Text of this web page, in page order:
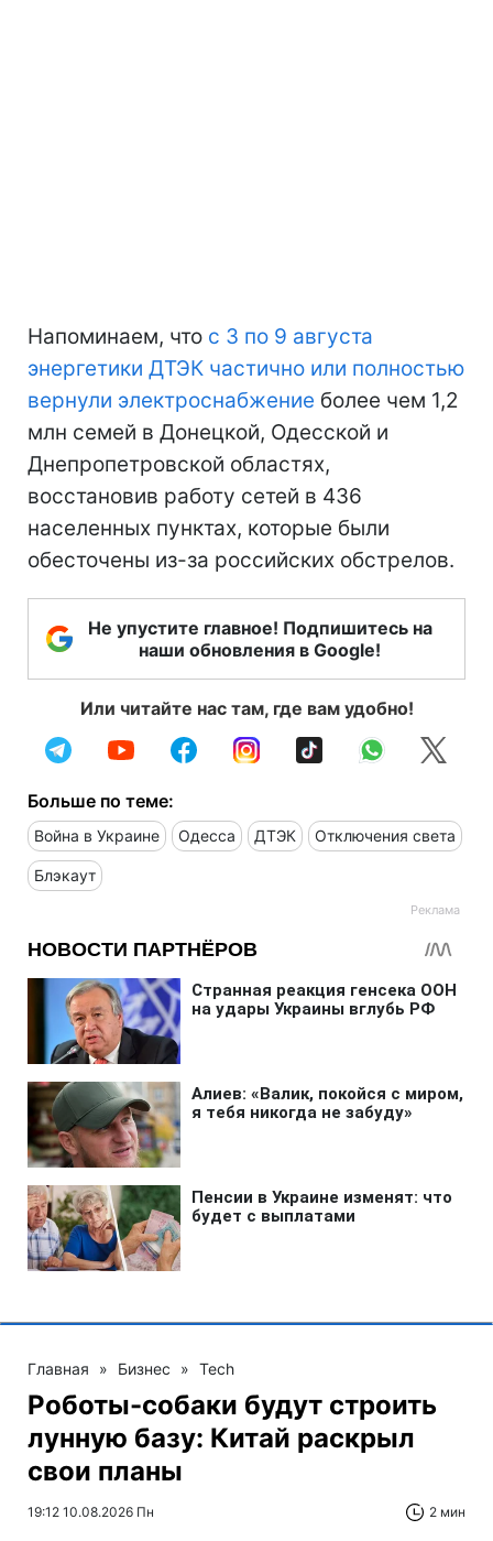
Напоминаем, что с 3 по 9 августа
энергетики ДТЭК частично или полностью
вернули электроснабжение более чем 1,2
млн семей в Донецкой, Одесской и
Днепропетровской областях,
восстановив работу сетей в 436
населенных пунктах, которые были
обесточены из-за российских обстрелов.
Не упустите главное! Подпишитесь на
наши обновления в Google!
Или читайте нас там, где вам удобно!
Больше по теме:
Война в Украине Одесса ДТЭК Отключения света
Блэкаут
Главная » Бизнес » Tech
Роботы-собаки будут строить
лунную базу: Китай раскрыл
свои планы
19:12 10.08.2026 Пн 2 мин